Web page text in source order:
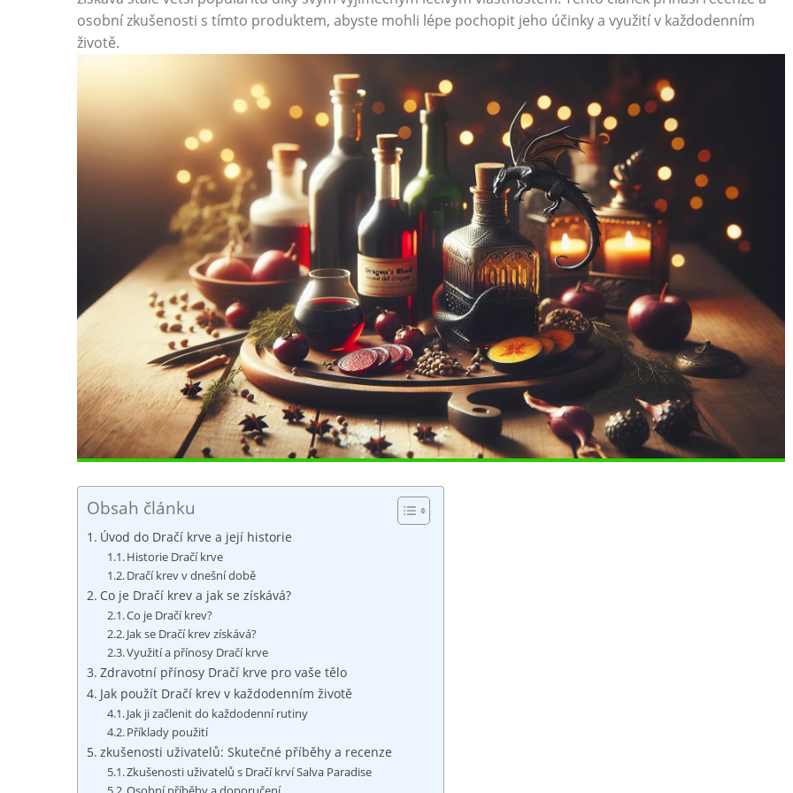
osobní zkušenosti s tímto produktem, abyste mohli lépe pochopit jeho účinky a využití v každodenním
životě.
Obsah článku
Úvod do Dračí krve a její historie
Historie Dračí krve
Dračí krev v dnešní době
Co je Dračí krev a jak se získává?
Co je Dračí krev?
Jak se Dračí krev získává?
Využití a přínosy Dračí krve
Zdravotní přínosy Dračí krve pro vaše tělo
Jak použít Dračí krev v každodenním životě
Jak ji začlenit do každodenní rutiny
Příklady použití
zkušenosti uživatelů: Skutečné příběhy a recenze
Zkušenosti uživatelů s Dračí krví Salva Paradise